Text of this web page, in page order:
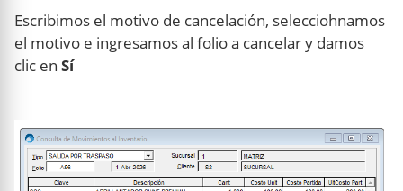
Escribimos el motivo de cancelación, selecciohnamos
el motivo e ingresamos al folio a cancelar y damos
clic en Sí